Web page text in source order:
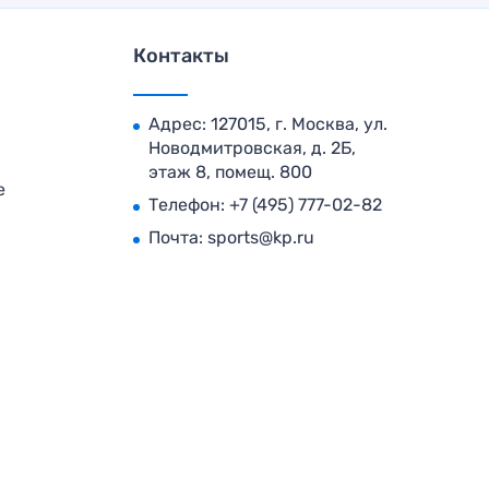
Контакты
Адрес: 127015, г. Москва, ул.
Новодмитровская, д. 2Б,
этаж 8, помещ. 800
Телефон: +7 (495) 777-02-82
Почта: sports@kp.ru